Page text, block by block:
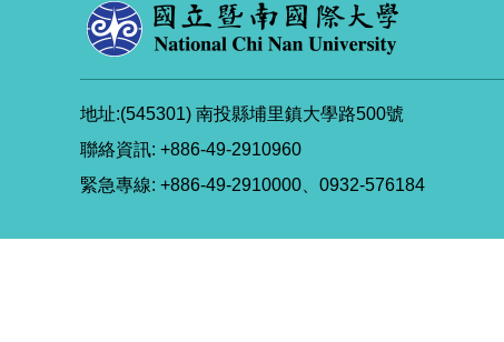
地址:(545301) 南投縣埔里鎮大學路500號
聯絡資訊: +886-49-2910960
緊急專線: +886-49-2910000、0932-576184